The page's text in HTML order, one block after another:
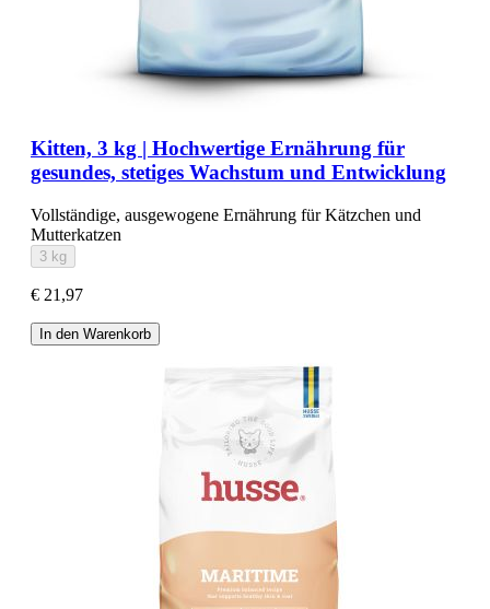
Kitten, 3 kg | Hochwertige Ernährung für
gesundes, stetiges Wachstum und Entwicklung
Vollständige, ausgewogene Ernährung für Kätzchen und
Mutterkatzen
3 kg
€ 21,97
In den Warenkorb